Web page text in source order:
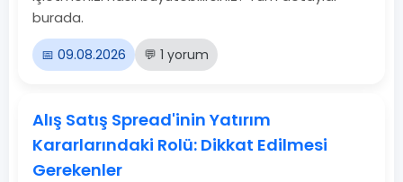
burada.
📅 09.08.2026 💬 1 yorum
Alış Satış Spread'inin Yatırım
Kararlarındaki Rolü: Dikkat Edilmesi
Gerekenler